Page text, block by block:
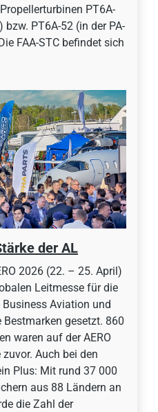
PT6A-
bzw. PT6A-52 (in der PA-
FAA-STC befindet sich
der AL
2026 (22. – 25. April)
Leitmesse für die
Aviation und
gesetzt. 860
waren auf der AERO
Auch bei den
Plus: Mit rund 37 000
aus 88 Ländern an
die Zahl der